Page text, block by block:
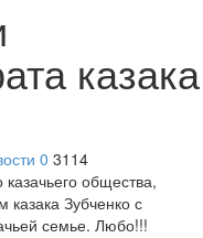
казака
0 3114
общества,
казака Зубченко с
семье. Любо!!!